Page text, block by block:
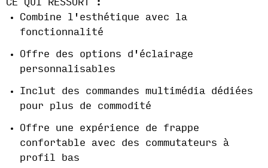
CE QUI RESSORT :
Combine l'esthétique avec la
fonctionnalité
Offre des options d'éclairage
personnalisables
Inclut des commandes multimédia dédiées
pour plus de commodité
Offre une expérience de frappe
confortable avec des commutateurs à
profil bas